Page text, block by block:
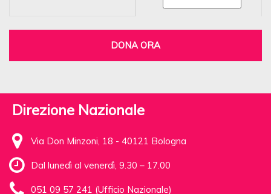
DONA ORA
Direzione Nazionale
Via Don Minzoni, 18 - 40121 Bologna
Dal lunedì al venerdì, 9.30 – 17.00
051 09 57 241 (Ufficio Nazionale)